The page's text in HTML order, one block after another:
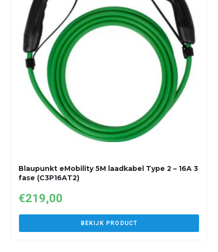
Blaupunkt eMobility 5M laadkabel Type 2 – 16A 3
fase (C3P16AT2)
€219,00
BEKIJK PRODUCT